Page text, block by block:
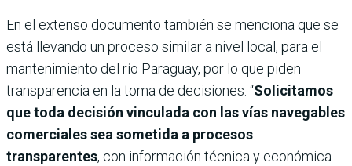
En el extenso documento también se menciona que se
está llevando un proceso similar a nivel local, para el
mantenimiento del río Paraguay, por lo que piden
transparencia en la toma de decisiones. “Solicitamos
que toda decisión vinculada con las vías navegables
comerciales sea sometida a procesos
transparentes, con información técnica y económica